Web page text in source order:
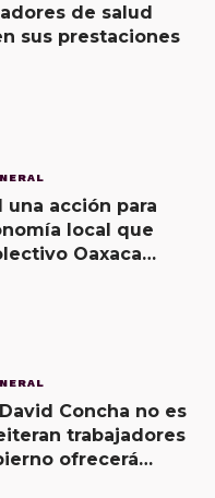
de salud
sus prestaciones
una acción para
local que
Oaxaca
Concha no es
trabajadores
ofrecerá